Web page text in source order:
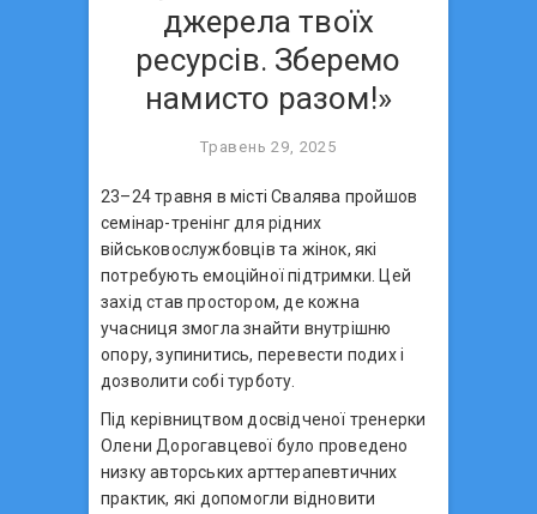
джерела твоїх
ресурсів. Зберемо
намисто разом!»
Травень 29, 2025
23–24 травня в місті Свалява пройшов
семінар-тренінг для рідних
військовослужбовців та жінок, які
потребують емоційної підтримки. Цей
захід став простором, де кожна
учасниця змогла знайти внутрішню
опору, зупинитись, перевести подих і
дозволити собі турботу.
Під керівництвом досвідченої тренерки
Олени Дорогавцевої було проведено
низку авторських арттерапевтичних
практик, які допомогли відновити